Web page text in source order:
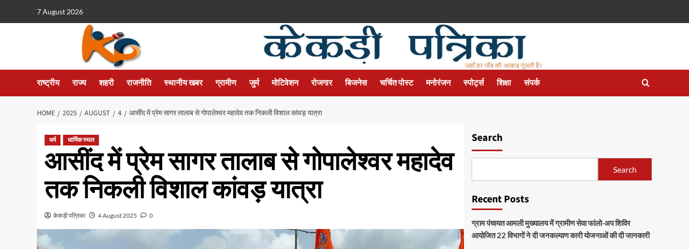
7 August 2026
राष्ट्रीय राज्य शहरी राजनीति स्थानीय खबर ग्रामीण जुर्म मोटिवेशन रोजगार बिजनेस चर्चित पोस्ट मनोरंजन स्पोर्ट्स शिक्षा संपर्क
HOME 2025 AUGUST 4 आसींद में प्रेम सागर तालाब से गोपालेश्वर महादेव तक निकली विशाल कांवड़ यात्रा
धर्म धार्मिक स्थल
आसींद में प्रेम सागर तालाब से गोपालेश्वर महादेव
तक निकली विशाल कांवड़ यात्रा
केकड़ी पत्रिका 4 August 2025 0
Search
Search
Recent Posts
ग्राम पंचायत आमली मुख्यालय में ग्रामीण सेवा फांलो-अप शिविर
आयोजित 22 विभागों ने दी जनकल्याण कारी योजनाओं की दी जानकारी